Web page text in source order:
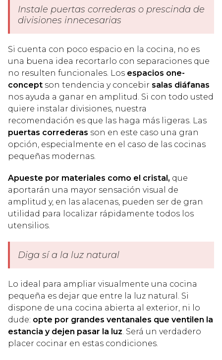
Instale puertas correderas o prescinda de
divisiones innecesarias
Si cuenta con poco espacio en la cocina, no es
una buena idea recortarlo con separaciones que
no resulten funcionales. Los espacios one-
concept son tendencia y concebir salas diáfanas
nos ayuda a ganar en amplitud. Si con todo usted
quiere instalar divisiones, nuestra
recomendación es que las haga más ligeras. Las
puertas correderas son en este caso una gran
opción, especialmente en el caso de las cocinas
pequeñas modernas.
Apueste por materiales como el cristal, que
aportarán una mayor sensación visual de
amplitud y, en las alacenas, pueden ser de gran
utilidad para localizar rápidamente todos los
utensilios.
Diga sí a la luz natural
Lo ideal para ampliar visualmente una cocina
pequeña es dejar que entre la luz natural. Si
dispone de una cocina abierta al exterior, ni lo
dude: opte por grandes ventanales que ventilen la
estancia y dejen pasar la luz. Será un verdadero
placer cocinar en estas condiciones.